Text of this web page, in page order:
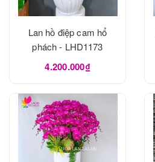
Lan hồ điệp cam hổ
phách - LHD1173
4.200.000₫